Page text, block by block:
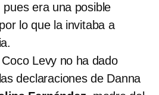
pues era una posible
lo que la invitaba a
Levy no ha dado
declaraciones de Danna